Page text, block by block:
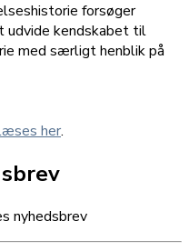
forsøger
udvide kendskabet til
med særligt henblik på
her.
nyhedsbrev